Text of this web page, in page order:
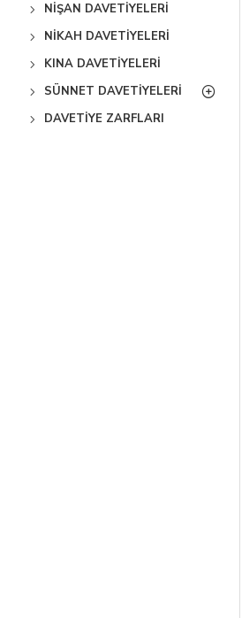
NIŞAN DAVETIYELERI
NIKAH DAVETIYELERI
KINA DAVETIYELERI
SÜNNET DAVETIYELERI
DAVETIYE ZARFLARI